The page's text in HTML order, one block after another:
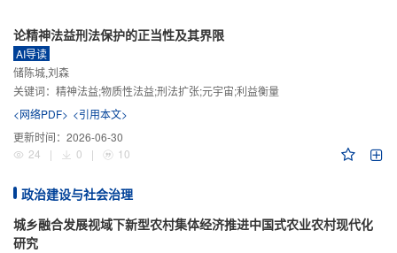
论精神法益刑法保护的正当性及其界限
AI导读
储陈城,刘森
关键词： 精神法益;物质性法益;刑法扩张;元宇宙;利益衡量
<网络PDF> <引用本文>
更新时间： 2026-06-30
24
| 0 | 10
政治建设与社会治理
城乡融合发展视域下新型农村集体经济推进中国式农业农村现代化
研究